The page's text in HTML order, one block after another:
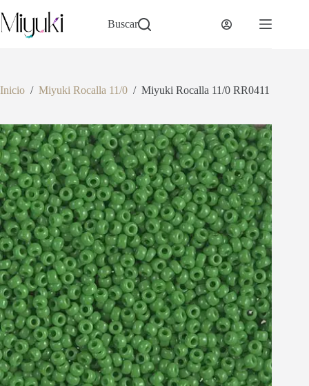
al
contenido
Buscar
Inicio / Miyuki Rocalla 11/0 / Miyuki Rocalla 11/0 RR0411